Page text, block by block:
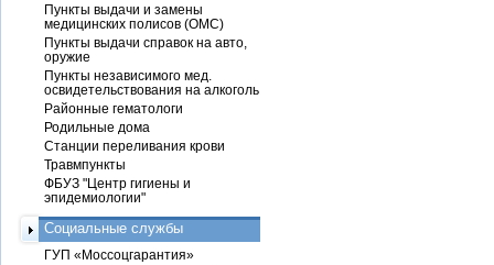
Пункты выдачи и замены
медицинских полисов (ОМС)
Пункты выдачи справок на авто,
оружие
Пункты независимого мед.
освидетельствования на алкоголь
Районные гематологи
Родильные дома
Станции переливания крови
Травмпункты
ФБУЗ "Центр гигиены и
эпидемиологии"
Социальные службы
ГУП «Моссоцгарантия»